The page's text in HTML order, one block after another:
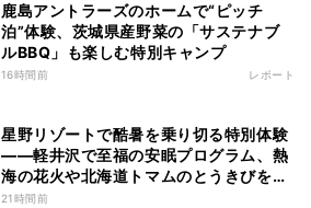
鹿島アントラーズのホームで“ピッチ
泊”体験、茨城県産野菜の「サステナブ
ルBBQ」も楽しむ特別キャンプ
16時間前 レポート
星野リゾートで酷暑を乗り切る特別体験
——軽井沢で至福の安眠プログラム、熱
海の花火や北海道トマムのとうきびを主
役にしたアフタヌーンティー
21時間前